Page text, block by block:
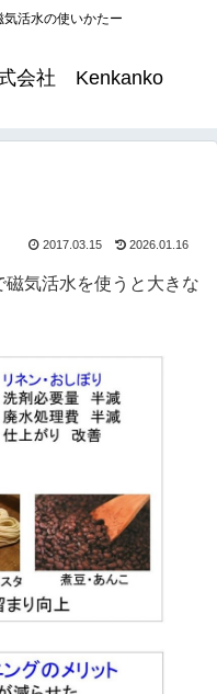
活水の使いかたー
会社 Kenkanko
2017.03.15 2026.01.16
気活水を使うと大きな